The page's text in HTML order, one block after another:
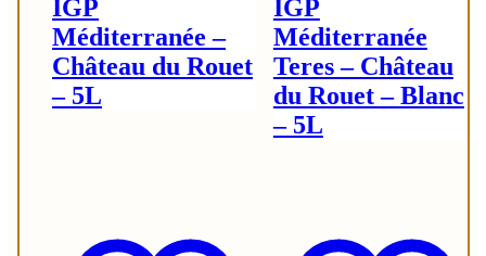
IGP
Méditerranée –
Château du Rouet
– 5L
IGP
Méditerranée
Teres – Château
du Rouet – Blanc
– 5L